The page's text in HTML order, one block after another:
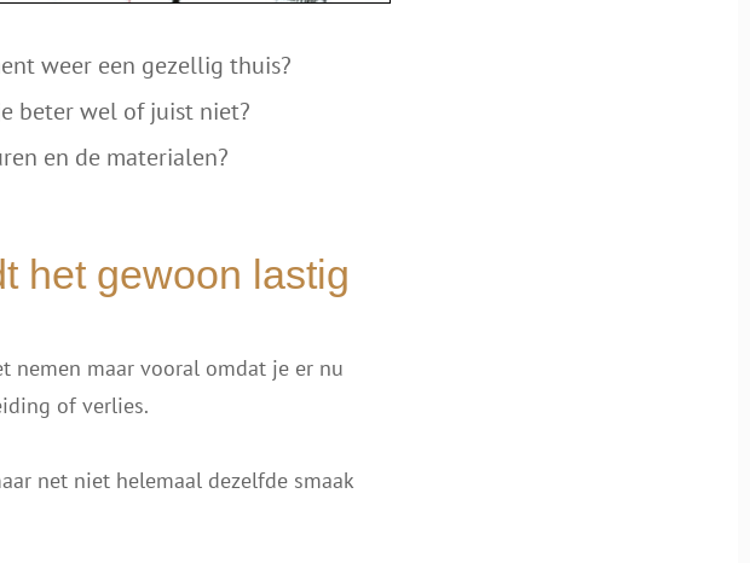
weer een gezellig thuis?
beter wel of juist niet?
en de materialen?
het gewoon lastig
nemen maar vooral omdat je er nu
of verlies.
net niet helemaal dezelfde smaak